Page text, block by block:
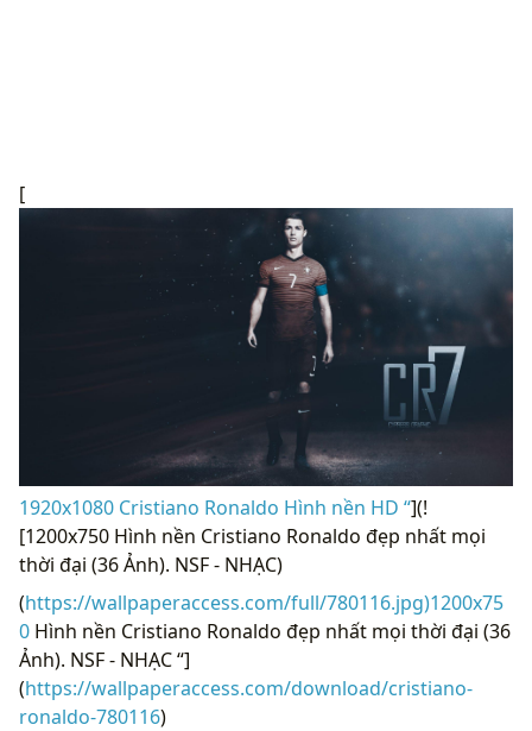
[
1920x1080 Cristiano Ronaldo Hình nền HD “](!
[1200x750 Hình nền Cristiano Ronaldo đẹp nhất mọi
thời đại (36 Ảnh). NSF - NHẠC)
(https://wallpaperaccess.com/full/780116.jpg)1200x75
0 Hình nền Cristiano Ronaldo đẹp nhất mọi thời đại (36
Ảnh). NSF - NHẠC “]
(https://wallpaperaccess.com/download/cristiano-
ronaldo-780116)